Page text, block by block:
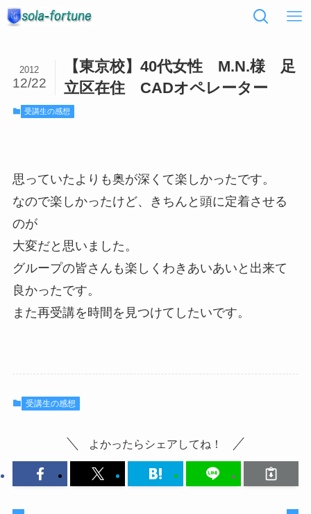
【東京校】40代女性 M.N.様 足
立区在住 CADオペレーター
2012
12/22
受講生の感想
思っていたよりも奥が深くて楽しかったです。
なので楽しかったけど、きちんと頭に定着させる
のが
大変だと思いました。
グループの皆さんも楽しくわきあいあいと出来て
良かったです。
また再受講を時間を見つけてしたいです。
受講生の感想
よかったらシェアしてね！